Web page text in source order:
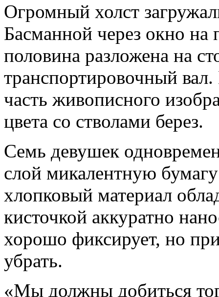
Огромный холст
Басманной через окно на
половина разложена на
транспортировочный
часть живописного
цвета со стволами берез.
Семь девушек
слой микалентную
хлопковый материал
кисточкой аккуратно
хорошо фиксирует, но
убрать.
«Мы должны добиться